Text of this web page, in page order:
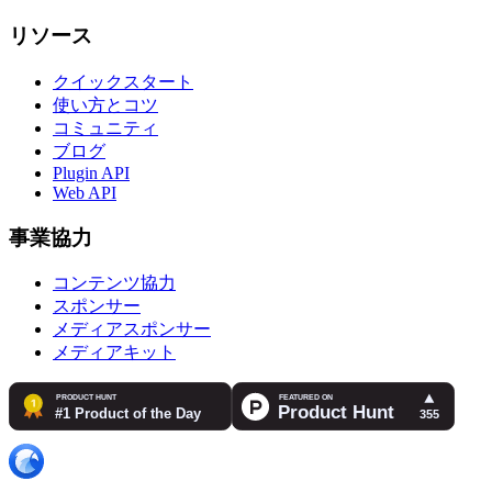
リソース
クイックスタート
使い方とコツ
コミュニティ
ブログ
Plugin API
Web API
事業協力
コンテンツ協力
スポンサー
メディアスポンサー
メディアキット